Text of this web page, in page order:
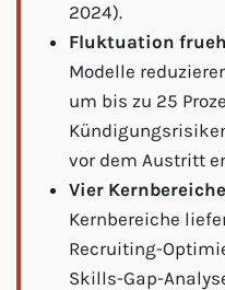
2024).
Fluktuation
Modelle
um bis zu 25
vor dem Austritt
Vier
Kernbereiche
Recruiting-
Skills-Gap-